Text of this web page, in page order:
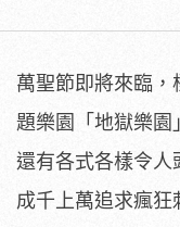
萬聖節即將來臨，
題樂園「地獄樂園
還有各式各樣令人
成千上萬追求瘋狂